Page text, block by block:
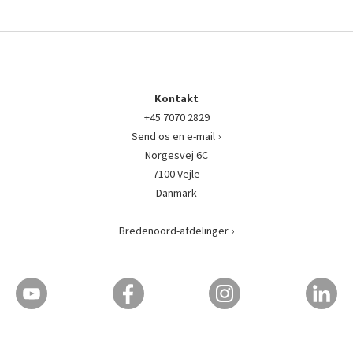
Kontakt
+45 7070 2829
Send os en e-mail
Norgesvej 6C
7100 Vejle
Danmark
Bredenoord-afdelinger